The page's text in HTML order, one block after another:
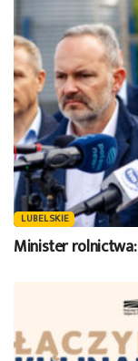
LUBELSKIE
Minister